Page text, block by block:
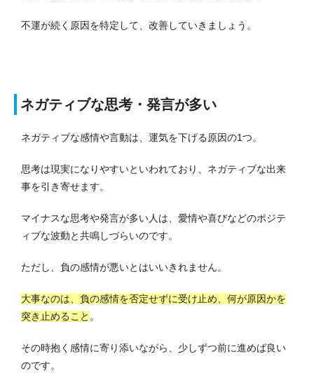
不運が続く原因を特定して、改善していきましょう。
ネガティブな思考・発言が多い
ネガティブな感情や言動は、運気を下げる原因の1つ。
思考は現実になりやすいといわれており、ネガティブな出来
事を引き寄せます。
マイナスな思考や発言が多い人は、愛情や喜びなどのポジテ
ィブな波動と共鳴しづらいのです。
ただし、負の感情が悪いとはいいきれません。
大事なのは、負の感情を否定せずに受け止め、何が原因かを
突き止めること 。
その時抱く感情に寄り添いながら、少しずつ前に進めば良い
のです。